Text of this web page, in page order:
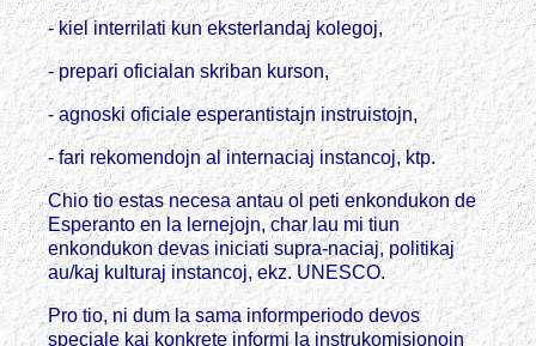
- kiel interrilati kun eksterlandaj kolegoj,
- prepari oficialan skriban kurson,
- agnoski oficiale esperantistajn instruistojn,
- fari rekomendojn al internaciaj instancoj, ktp.
Chio tio estas necesa antau ol peti enkondukon de
Esperanto en la lernejojn, char lau mi tiun
enkondukon devas iniciati supra-naciaj, politikaj
au/kaj kulturaj instancoj, ekz. UNESCO.
Pro tio, ni dum la sama informperiodo devos
speciale kaj konkrete informi la instrukomisionojn